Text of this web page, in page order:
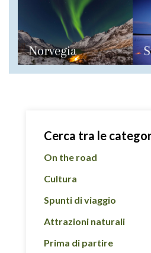
Cerca tra le
On the road
Cultura
Spunti di viaggio
Attrazioni naturali
Prima di partire